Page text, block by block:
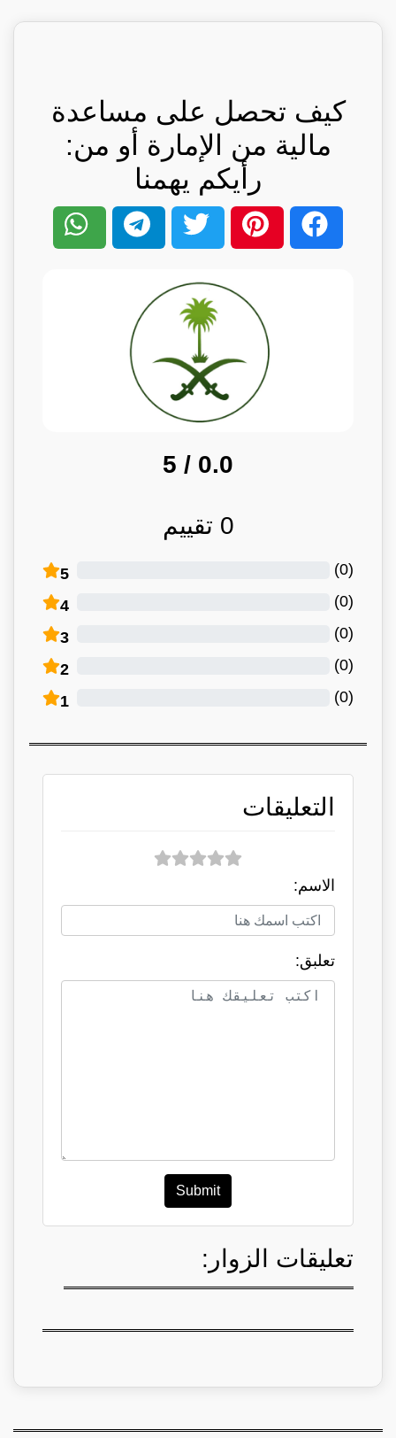
كيف تحصل على مساعدة
مالية من الإمارة أو من:
رأيكم يهمنا
0.0
/ 5
0 تقييم
5 (
0
)
4 (
0
)
3 (
0
)
2 (
0
)
1 (
0
)
التعليقات
الاسم:
تعلبق:
Submit
تعليقات الزوار: